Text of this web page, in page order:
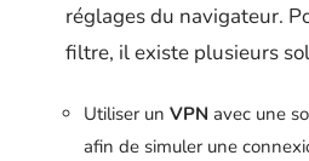
réglages du navigateur.
filtre, il existe plusieurs
Utiliser un VPN avec une
afin de simuler une